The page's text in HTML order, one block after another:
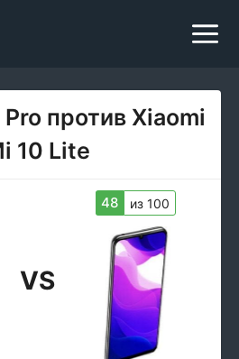
против Xiaomi
10 Lite
VS
48 из 100